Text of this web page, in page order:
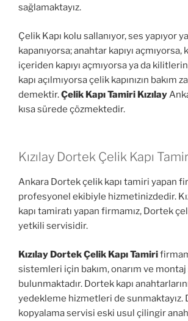
sağlamaktayız.
Çelik Kapı kolu sallanıyor, ses yapıyor
kapanıyorsa; anahtar kapıyı açmıyorsa,
içeriden kapıyı açmıyorsa ya da
kapı açılmıyorsa çelik kapınızın bakım
demektir.Çelik Kapı Tamiri Kızılay
kısa sürede çözmektedir.
Kızılay Dortek Çelik Kapı
Ankara Dortek çelik kapı tamiri yapan
profesyonel ekibiyle hizmetinizdedir.
kapı tamiratı yapan firmamız, Dortek
yetkili servisidir.
Kızılay Dortek Çelik Kapı Tamiri
sistemleri için bakım, onarım ve
bulunmaktadır. Dortek kapı
yedekleme hizmetleri de sunmaktayız.
kopyalama servisi eski usul çilingir